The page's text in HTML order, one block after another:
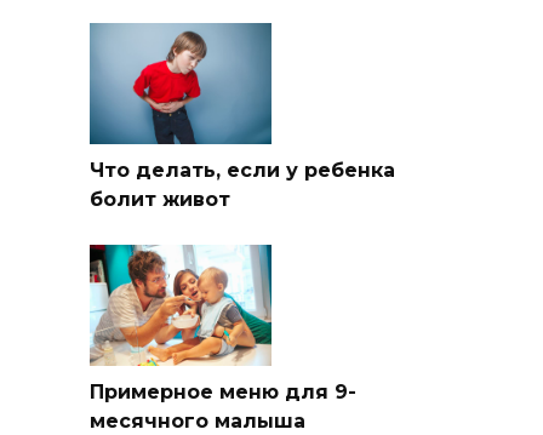
Что делать, если у ребенка
болит живот
Примерное меню для 9-
месячного малыша